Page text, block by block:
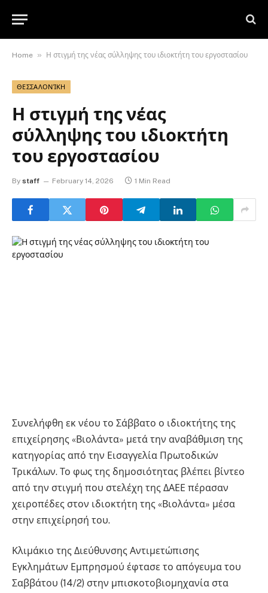
Home » Η στιγμή της νέας σύλληψης του ιδιοκτήτη του εργοστασίου
ΘΕΣΣΑΛΟΝΊΚΗ
Η στιγμή της νέας
σύλληψης του ιδιοκτήτη
του εργοστασίου
By staff February 14, 2026 1 Min Read
Συνελήφθη εκ νέου το Σάββατο ο ιδιοκτήτης της
επιχείρησης «Βιολάντα» μετά την αναβάθμιση της
κατηγορίας από την Εισαγγελία Πρωτοδικών
Τρικάλων. Το φως της δημοσιότητας βλέπει βίντεο
από την στιγμή που στελέχη της ΔΑΕΕ πέρασαν
χειροπέδες στον ιδιοκτήτη της «Βιολάντα» μέσα
στην επιχείρησή του.
Κλιμάκιο της Διεύθυνσης Αντιμετώπισης
Εγκλημάτων Εμπρησμού έφτασε το απόγευμα του
Σαββάτου (14/2) στην μπισκοτοβιομηχανία στα